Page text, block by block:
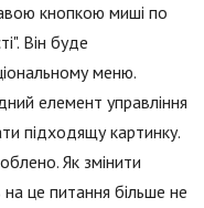
кнопкою миші по
Він буде
меню.
елемент управління
підходящу картинку.
Як змінити
це питання більше не